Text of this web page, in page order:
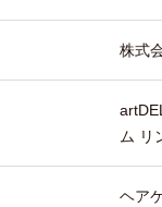
株式
ム リ
ヘア